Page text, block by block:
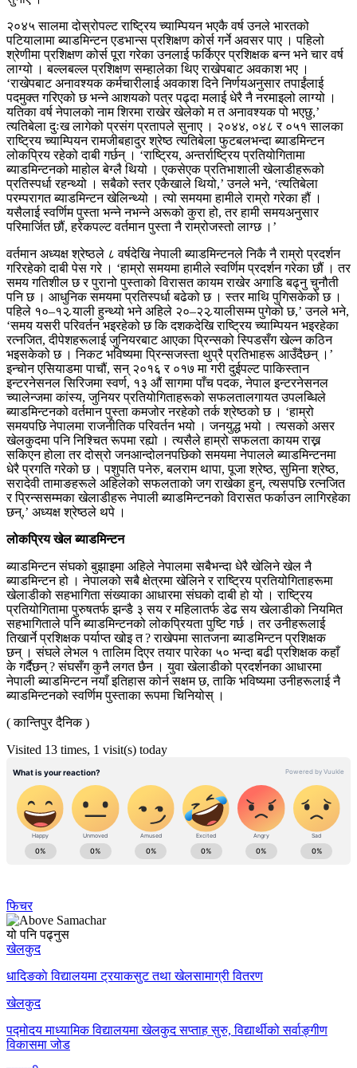
२०४५ सालमा दोस्रोपल्ट राष्ट्रिय च्याम्पियन भएकै वर्ष उनले भारतको
पटियालामा ब्याडमिन्टन एडभान्स प्रशिक्षण कोर्स गर्ने अवसर पाए । पहिलो
श्रेणीमा प्रशिक्षण कोर्स पूरा गरेका उनलाई फर्किएर प्रशिक्षक बन्न भने चार वर्ष
लाग्यो । बल्लबल्ल प्रशिक्षण सम्हालेका थिए राखेपबाट अवकाश भए ।
‘राखेपबाट अनावश्यक कर्मचारीलाई अवकाश दिने निर्णयअनुसार तपाईंलाई
पदमुक्त गरिएको छ भन्ने आशयको पत्र पढ्दा मलाई धेरै नै नरमाइलो लाग्यो ।
यतिका वर्ष नेपालको नाम शिरमा राखेर खेलेको म त अनावश्यक पो भएछु,’
त्यतिबेला दुःख लागेको प्रसंग प्रतापले सुनाए । २०४४, ०४८ र ०५१ सालका
राष्ट्रिय च्याम्पियन रामजीबहादुर श्रेष्ठ त्यतिबेला फुटबलभन्दा ब्याडमिन्टन
लोकप्रिय रहेको दाबी गर्छन् । ‘राष्ट्रिय, अन्तर्राष्ट्रिय प्रतियोगितामा
ब्याडमिन्टनको माहोल बेग्लै थियो । एकसेएक प्रतिभाशाली खेलाडीहरूको
प्रतिस्पर्धा रहन्थ्यो । सबैको स्तर एकैखाले थियो,’ उनले भने, ‘त्यतिबेला
परम्परागत ब्याडमिन्टन खेलिन्थ्यो । त्यो समयमा हामीले राम्रो गरेका हौं ।
यसैलाई स्वर्णिम पुस्ता भन्ने नभन्ने अरूको कुरा हो, तर हामी समयअनुसार
परिमार्जित छौं, हरेकपल्ट वर्तमान पुस्ता नै राम्रोजस्तो लाग्छ ।’
वर्तमान अध्यक्ष श्रेष्ठले ८ वर्षदेखि नेपाली ब्याडमिन्टनले निकै नै राम्रो प्रदर्शन
गरिरहेको दाबी पेस गरे । ‘हाम्रो समयमा हामीले स्वर्णिम प्रदर्शन गरेका छौं । तर
समय गतिशील छ र पुरानो पुस्ताको विरासत कायम राखेर अगाडि बढ्नु चुनौती
पनि छ । आधुनिक समयमा प्रतिस्पर्धा बढेको छ । स्तर माथि पुगिसकेको छ ।
पहिले १०–१२ र्‍याली हुन्थ्यो भने अहिले २०–२२ र्‍यालीसम्म पुगेको छ,’ उनले भने,
‘समय यसरी परिवर्तन भइरहेको छ कि दशकदेखि राष्ट्रिय च्याम्पियन भइरहेका
रत्नजित, दीपेशहरूलाई जुनियरबाट आएका प्रिन्सको स्पिडसँग खेल्न कठिन
भइसकेको छ । निकट भविष्यमा प्रिन्सजस्ता थुप्रै प्रतिभाहरू आउँदैछन् ।’
इन्चोन एसियाडमा पाचौं, सन् २०१६ र ०१७ मा गरी दुईपल्ट पाकिस्तान
इन्टरनेसनल सिरिजमा स्वर्ण, १३ औं सागमा पाँच पदक, नेपाल इन्टरनेसनल
च्यालेन्जमा कांस्य, जुनियर प्रतियोगिताहरूको सफलतालगायत उपलब्धिले
ब्याडमिन्टनको वर्तमान पुस्ता कमजोर नरहेको तर्क श्रेष्ठको छ । ‘हाम्रो
समयपछि नेपालमा राजनीतिक परिवर्तन भयो । जनयुद्ध भयो । त्यसको असर
खेलकुदमा पनि निश्चित रूपमा रह्यो । त्यसैले हाम्रो सफलता कायम राख्न
सकिएन होला तर दोस्रो जनआन्दोलनपछिको समयमा नेपालले ब्याडमिन्टनमा
धेरै प्रगति गरेको छ । पशुपति पनेरु, बलराम थापा, पूजा श्रेष्ठ, सुमिना श्रेष्ठ,
सरादेवी तामाङहरूले अहिलेको सफलताको जग राखेका हुन्, त्यसपछि रत्नजित
र प्रिन्ससम्मका खेलाडीहरू नेपाली ब्याडमिन्टनको विरासत फर्काउन लागिरहेका
छन्,’ अध्यक्ष श्रेष्ठले थपे ।
लोकप्रिय खेल ब्याडमिन्टन
ब्याडमिन्टन संघको बुझाइमा अहिले नेपालमा सबैभन्दा धेरै खेलिने खेल नै
ब्याडमिन्टन हो । नेपालको सबै क्षेत्रमा खेलिने र राष्ट्रिय प्रतियोगिताहरूमा
खेलाडीको सहभागिता संख्याका आधारमा संघको दाबी हो यो । राष्ट्रिय
प्रतियोगितामा पुरुषतर्फ झन्डै ३ सय र महिलातर्फ डेढ सय खेलाडीको नियमित
सहभागिताले पनि ब्याडमिन्टनको लोकप्रियता पुष्टि गर्छ । तर उनीहरूलाई
तिखार्ने प्रशिक्षक पर्याप्त खोइ त ? राखेपमा सातजना ब्याडमिन्टन प्रशिक्षक
छन् । संघले लेभल १ तालिम दिएर तयार पारेका ५० भन्दा बढी प्रशिक्षक कहाँ
के गर्दैछन् ? संघसँग कुनै लगत छैन । युवा खेलाडीको प्रदर्शनका आधारमा
नेपाली ब्याडमिन्टन नयाँ इतिहास कोर्न सक्षम छ, ताकि भविष्यमा उनीहरूलाई नै
ब्याडमिन्टनको स्वर्णिम पुस्ताका रूपमा चिनियोस् ।
( कान्तिपुर दैनिक )
Visited 13 times, 1 visit(s) today
फिचर
यो पनि पढ्नुस
खेलकुद
धादिङकाे विद्यालयमा ट्रयाकसुट तथा खेलसामाग्री वितरण
खेलकुद
पद्मोदय माध्यामिक विद्यालयमा खेलकुद सप्ताह सुरु, विद्यार्थीको सर्वाङ्गीण
विकासमा जोड